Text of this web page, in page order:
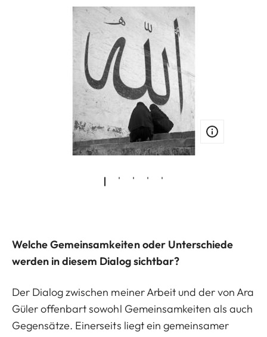
Welche Gemeinsamkeiten oder Unterschiede
werden in diesem Dialog sichtbar?
Der Dialog zwischen meiner Arbeit und der von Ara
Güler offenbart sowohl Gemeinsamkeiten als auch
Gegensätze. Einerseits liegt ein gemeinsamer